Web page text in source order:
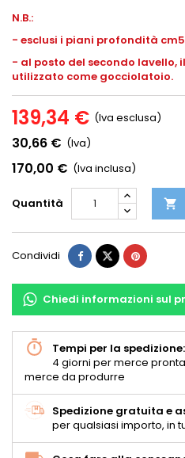
N.B.:
- esclusi i piani profondità
- al posto del secondo lavello,
utilizzato come gocciolatoio.
139,34 € (Iva esclusa)
30,66 € (Iva)
170,00 € (Iva inclusa)
Quantità 
Condividi
Chiedi informazioni sul
Tempi per la spedizione:
4 giorni per merce
merce da produrre
Spedizione gratuita e
per qualsiasi importo, in